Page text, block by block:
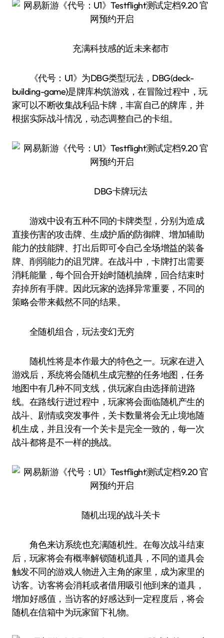
充满科技感的近未来都市
《代号：U1》为DBG类型玩法，DBG(deck-
building-game)是牌库构筑游戏，在冒险过程中，玩
家可以不断收集战利品卡牌，丰富自己的牌库，并
根据实际战斗情况，动态调整自己的卡组。
DBG卡牌玩法
游戏中设有五种不同的卡牌类型，分别为造成
直接伤害的攻击牌、生成护盾的防御牌、增加辅助
能力的技能牌、打出后即可令自己全场增益的装备
牌、削弱能力的诅咒牌。在战斗中，卡牌打出需要
消耗能量，每个回合开始时随机抽牌，回合结束时
弃掉所有手牌。因此玩家的选择异常重要，不同的
策略会带来截然不同的结果。
全随机组合，玩法变幻无穷
随机性将是本作最大的特色之一。玩家在进入
游戏后，系统将会随机生成完整的任务地图，任务
地图中有几种不同支线，供玩家自由选择前进路
线。在路线行进过程中，玩家将会面临随机产生的
战斗、剧情或突发事件，关卡数量将会无止境地随
机生成，并且没有一个关卡是完全一致的，每一次
战斗都将是不一样的挑战。
随机出现的战斗关卡
角色来访系统也充满随机性。在每次战斗结束
后，玩家将会有概率解锁随机道具，不同的道具会
触发不同的游戏人物进入主角的家里，成为家里的
访客。访客将会消耗或者借用吸引他到来的道具，
增加好感值，当访客的好感达到一定程度后，将会
随机在信箱中为玩家留下礼物。